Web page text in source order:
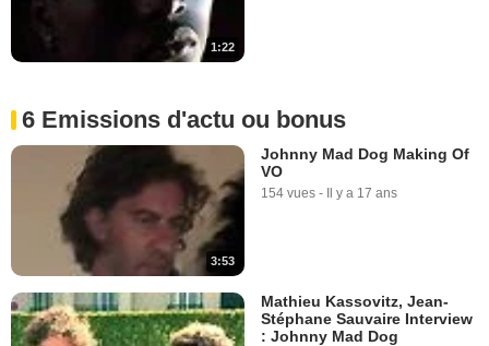
1:22
6 Emissions d'actu ou bonus
3:53
Johnny Mad Dog Making Of
VO
154 vues - Il y a 17 ans
Mathieu Kassovitz, Jean-
Stéphane Sauvaire Interview
: Johnny Mad Dog